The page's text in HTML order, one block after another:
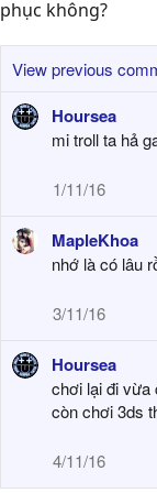
phục không?
View previous
Hoursea
mi troll ta hả
1/11/16
MapleKhoa
nhớ là có lâu
3/11/16
Hoursea
chơi lại đi vừa
còn chơi 3ds
4/11/16